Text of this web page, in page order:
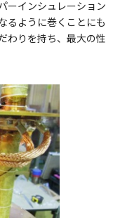
ーインシュレーション
るように巻くことにも
わりを持ち、最大の性